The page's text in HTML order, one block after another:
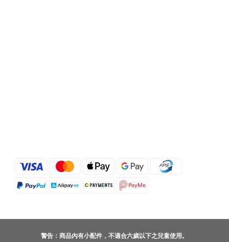
警告：商品內有小配件，不適合六歲以下之兒童使用。